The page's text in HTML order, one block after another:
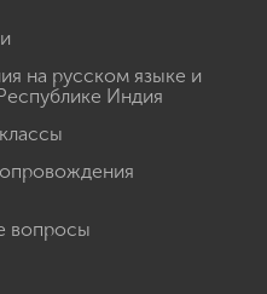
на русском языке и
Индия
вопросы